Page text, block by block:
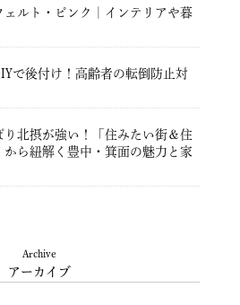
ェルト・ピンク｜インテリアや暮
で後付け！高齢者の転倒防止対
り北摂が強い！「住みたい街＆住
ら紐解く豊中・箕面の魅力と家
Archive
アーカイブ